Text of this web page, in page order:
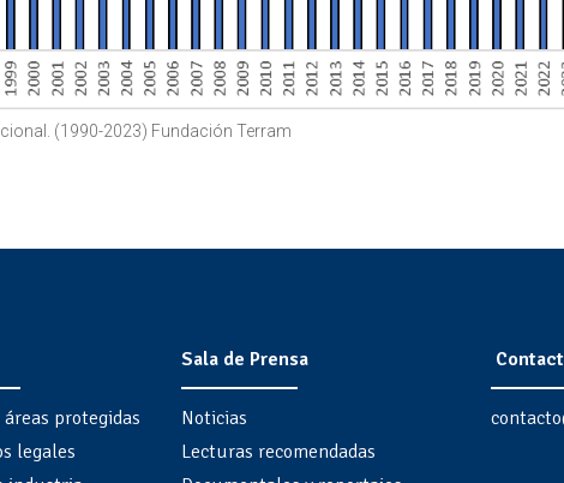
(1990-2023) Fundación Terram
protegidas
legales
Sala de Prensa
Noticias
Lecturas recomendadas